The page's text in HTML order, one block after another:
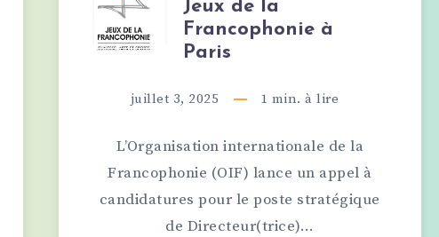
RECRUTE
DES
JEUX
Jeux de la
Francophonie à
Paris
juillet 3, 2025 1 min. à lire
L’Organisation internationale de la
Francophonie (OIF) lance un appel à
candidatures pour le poste stratégique
de Directeur(trice)…